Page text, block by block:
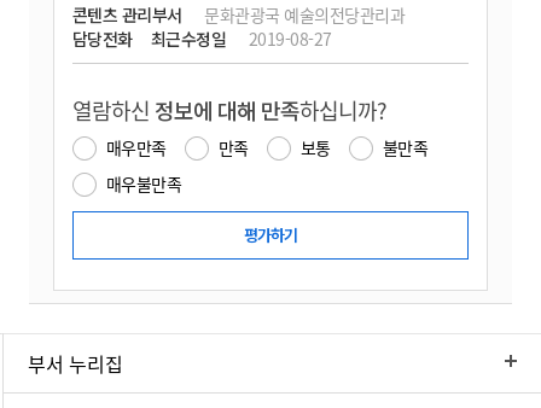
콘텐츠 관리부서
문화관광국 예술의전당관리과
담당전화
최근수정일 2019-08-27
열람하신 정보에 대해 만족하십니까?
매우만족 만족 보통
불만족
매우불만족
부서 누리집